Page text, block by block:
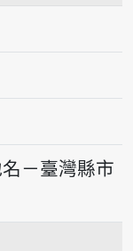
－臺灣縣市